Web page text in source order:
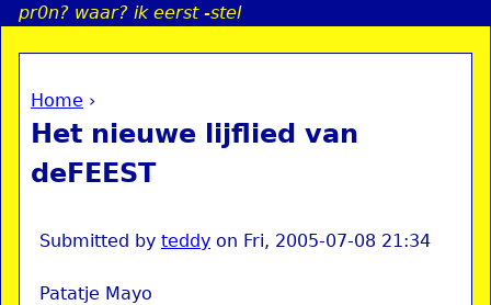
Jump to navigation
pr0n? waar? ik eerst -stel
You are here
Home ›
Het nieuwe lijflied van
deFEEST
Submitted by teddy on Fri, 2005-07-08 21:34
Patatje Mayo